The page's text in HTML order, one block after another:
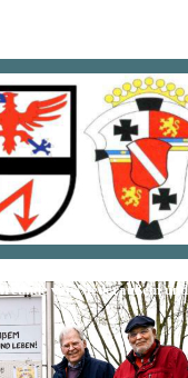
von Niederaußem und